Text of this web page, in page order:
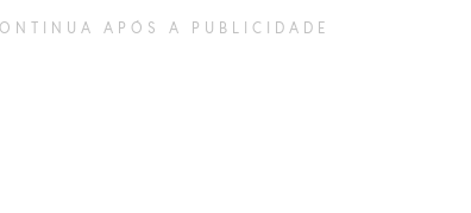
APÓS A PUBLICIDADE